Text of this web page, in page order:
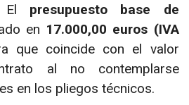
presupuesto base de
en 17.000,00 euros (IVA
que coincide con el valor
al no contemplarse
en los pliegos técnicos.